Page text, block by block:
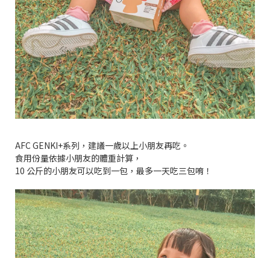
AFC GENKI+系列，建議一歲以上小朋友再吃。
食用份量依據小朋友的體重計算，
10 公斤的小朋友可以吃到一包，最多一天吃三包唷！